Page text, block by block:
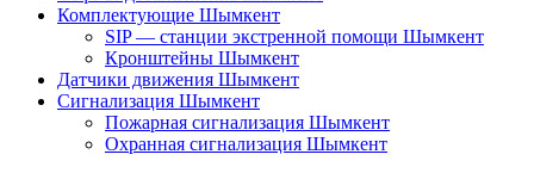
Комплектующие Шымкент
SIP — станции экстренной помощи Шымкент
Кронштейны Шымкент
Датчики движения Шымкент
Сигнализация Шымкент
Пожарная сигнализация Шымкент
Охранная сигнализация Шымкент